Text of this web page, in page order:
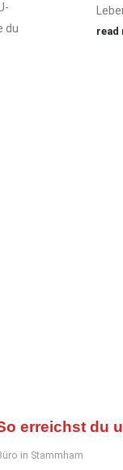
du
read
erreichst du
in Stammham